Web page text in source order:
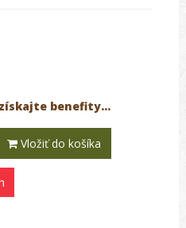
získajte benefity...
Vložiť do košíka